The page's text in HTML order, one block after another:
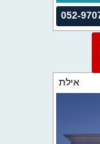
052-
אילת